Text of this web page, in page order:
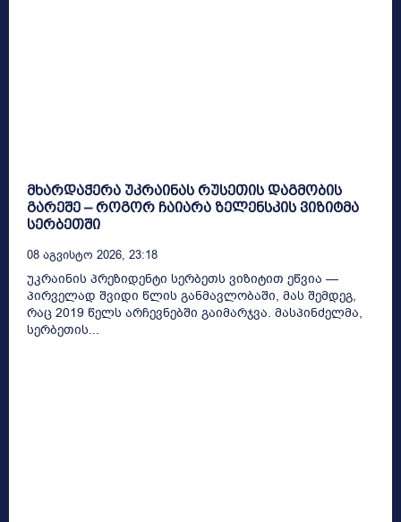
მხარდაჭერა უკრაინას რუსეთის დაგმობის
გარეშე – როგორ ჩაიარა ზელენსკის ვიზიტმა
სერბეთში
08 Აგვისტო 2026, 23:18
უკრაინის პრეზიდენტი სერბეთს ვიზიტით ეწვია —
პირველად შვიდი წლის განმავლობაში, მას შემდეგ,
რაც 2019 წელს არჩევნებში გაიმარჯვა. მასპინძელმა,
სერბეთის...